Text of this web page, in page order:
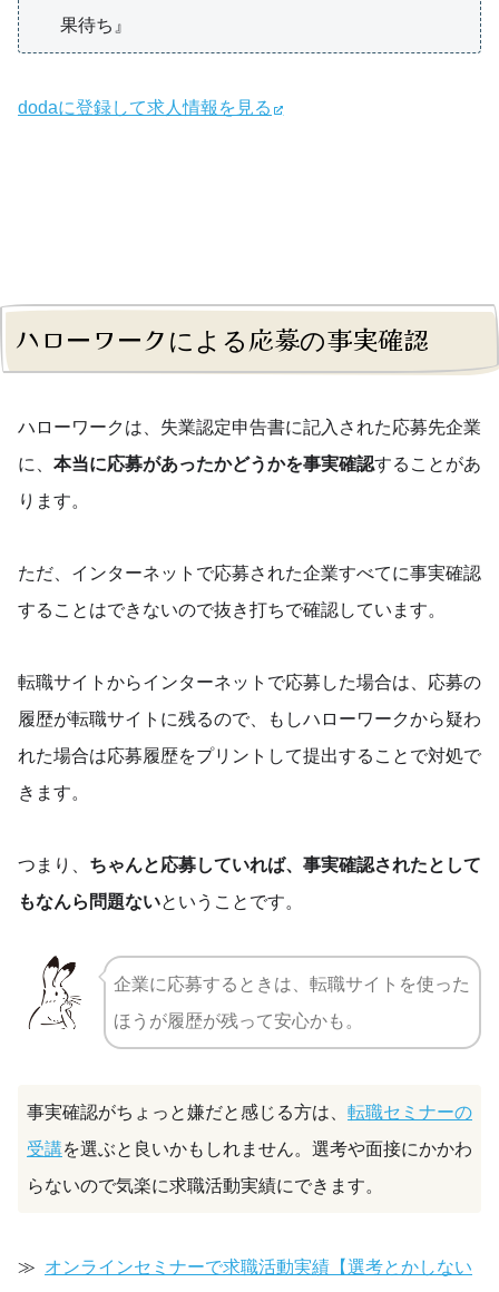
果待ち』
dodaに登録して求人情報を見る
ハローワークによる応募の事実確認
ハローワークは、失業認定申告書に記入された応募先企業
に、 本当に応募があったかどうかを事実確認することがあ
ります。
ただ、インターネットで応募された企業すべてに事実確認
することはできないので抜き打ちで確認しています。
転職サイトからインターネットで応募した場合は、応募の
履歴が転職サイトに残るので、もしハローワークから疑わ
れた場合は応募履歴をプリントして提出することで対処で
きます。
つまり、 ちゃんと応募していれば、事実確認されたとして
もなんら問題ないということです。
企業に応募するときは、転職サイトを使った
ほうが履歴が残って安心かも。
事実確認がちょっと嫌だと感じる方は、 転職セミナーの
受講を選ぶと良いかもしれません。選考や面接にかかわ
らないので気楽に求職活動実績にできます。
オンラインセミナーで求職活動実績【選考とかしない